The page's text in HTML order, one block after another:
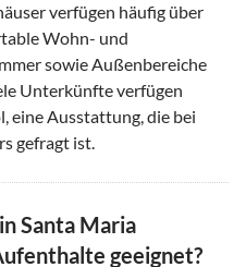
verfügen häufig über
Wohn- und
sowie Außenbereiche
Unterkünfte verfügen
eine Ausstattung, die bei
gefragt ist.
Santa Maria
geeignet?